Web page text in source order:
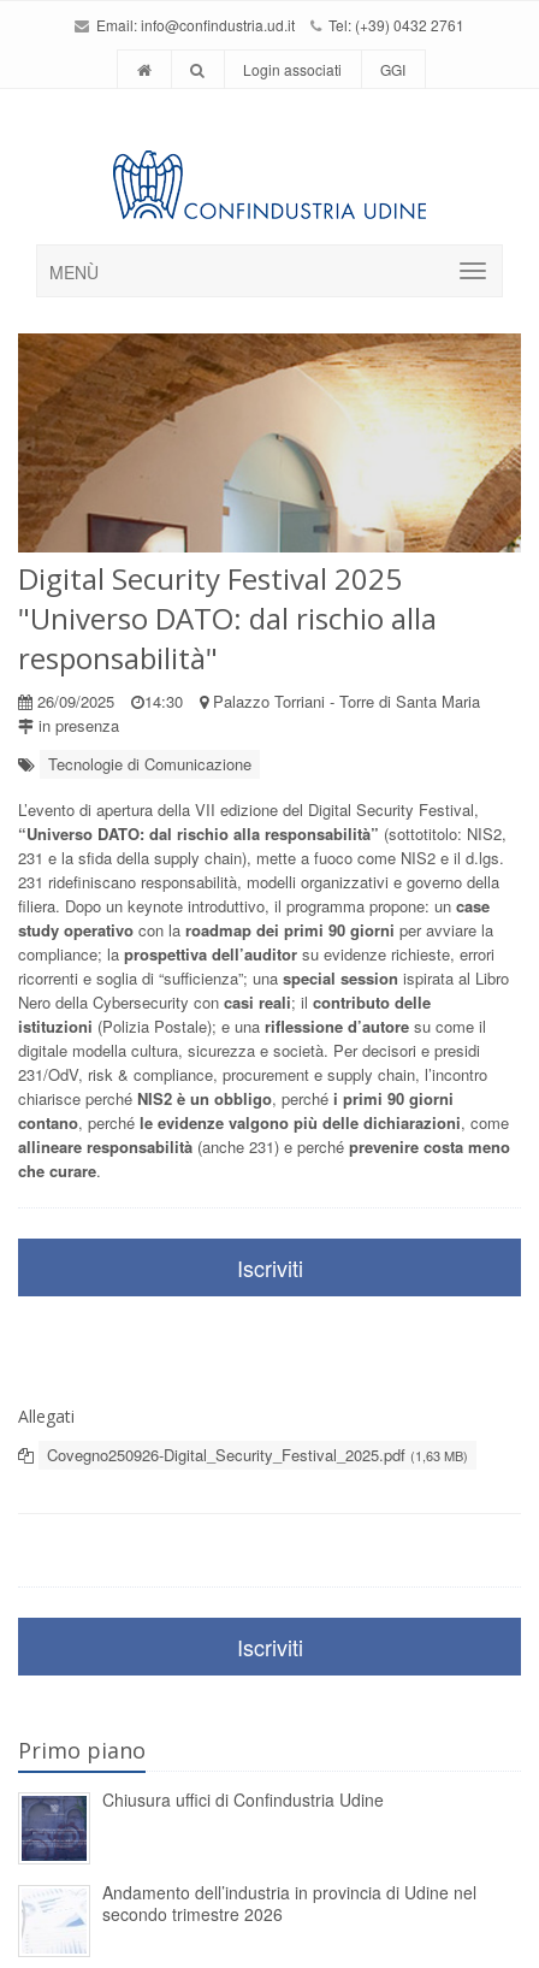
Email:info@confindustria.ud.it Tel: (+39) 0432 2761
Login associati GGI
MENÙ
Digital Security Festival 2025
"Universo DATO: dal rischio alla
responsabilità"
26/09/2025 14:30
Palazzo Torriani - Torre di Santa Maria
in presenza
Tecnologie di Comunicazione
L’evento di apertura della VII edizione del Digital Security Festival,
“Universo DATO: dal rischio alla responsabilità” (sottotitolo: NIS2,
231 e la sfida della supply chain), mette a fuoco come NIS2 e il d.lgs.
231 ridefiniscano responsabilità, modelli organizzativi e governo della
filiera. Dopo un keynote introduttivo, il programma propone: un case
study operativo con la roadmap dei primi 90 giorni per avviare la
compliance; la prospettiva dell’auditor su evidenze richieste, errori
ricorrenti e soglia di “sufficienza”; una special session ispirata al Libro
Nero della Cybersecurity con casi reali; il contributo delle
istituzioni (Polizia Postale); e una riflessione d’autore su come il
digitale modella cultura, sicurezza e società. Per decisori e presidi
231/OdV, risk & compliance, procurement e supply chain, l’incontro
chiarisce perché NIS2 è un obbligo, perché i primi 90 giorni
contano, perché le evidenze valgono più delle dichiarazioni, come
allineare responsabilità (anche 231) e perché prevenire costa meno
che curare.
Iscriviti
Allegati
Covegno250926-Digital_Security_Festival_2025.pdf (1,63 MB)
Iscriviti
Primo piano
Chiusura uffici di Confindustria Udine
Andamento dell’industria in provincia di Udine nel
secondo trimestre 2026